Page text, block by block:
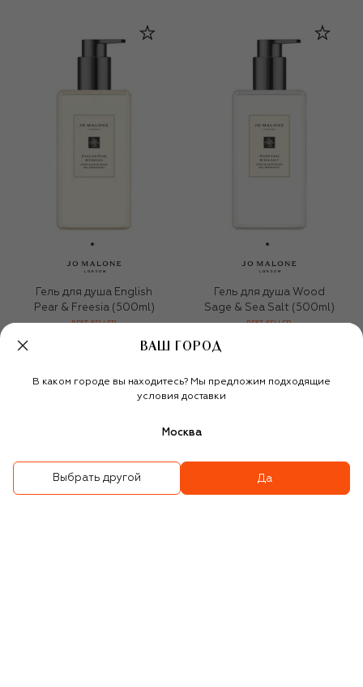
Гель для душа English
Pear & Freesia (500ml)
BEST-SELLER
Гель для душа Wood
Sage & Sea Salt (500ml)
BEST-SELLER
ВАШ ГОРОД
В каком городе вы находитесь? Мы предложим подходящие
условия доставки
Москва
Выбрать другой Да